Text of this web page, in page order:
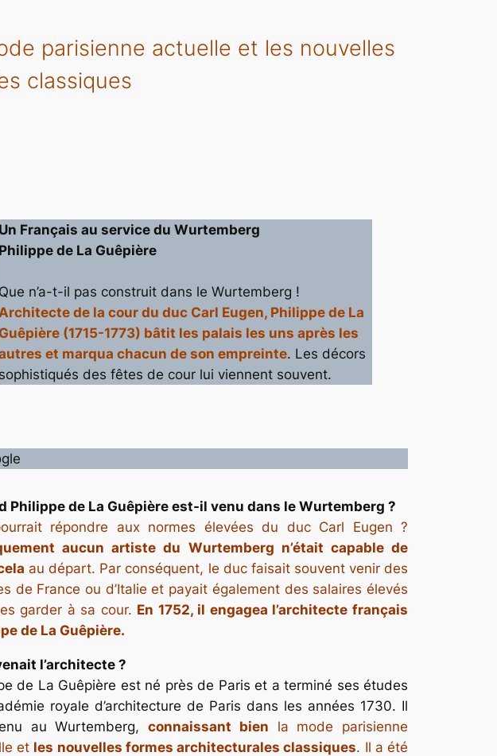
parisienne actuelle et les nouvelles
classiques
Un Français au service du Wurtemberg
Philippe de La Guêpière
Que n’a-t-il pas construit dans le Wurtemberg !
Architecte de la cour du duc Carl Eugen, Philippe de La
Guêpière (1715-1773) bâtit les palais les uns après les
et marqua chacun de son empreinte. Les décors
sophistiqués des fêtes de cour lui viennent souvent.
Philippe de La Guêpière est-il venu dans le Wurtemberg ?
répondre aux normes élevées du duc Carl Eugen ?
aucun artiste du Wurtemberg n’était capable de
au départ. Par conséquent, le duc faisait souvent venir des
de France ou d’Italie et payait également des salaires élevés
garder à sa cour. En 1752, il engagea l’architecte français
de La Guêpière.
l’architecte ?
de La Guêpière est né près de Paris et a terminé ses études
royale d’architecture de Paris dans les années 1730. Il
au Wurtemberg, connaissant bien la mode parisienne
et les nouvelles formes architecturales classiques. Il a été